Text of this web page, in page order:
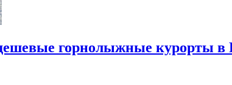
горнолыжные курорты в